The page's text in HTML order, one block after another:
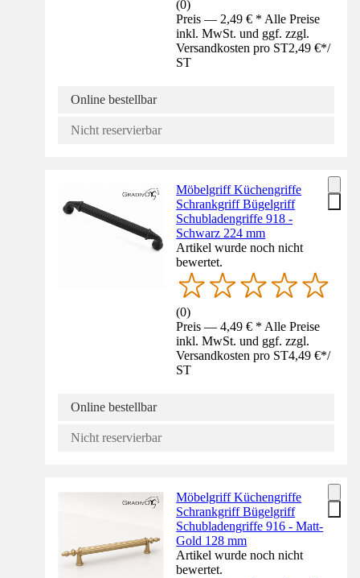
(0)
Preis — 2,49 € * Alle Preise
inkl. MwSt. und ggf. zzgl.
Versandkosten pro ST2,49 €*/
ST
Online bestellbar
Nicht reservierbar
Möbelgriff Küchengriffe
Schrankgriff Bügelgriff
Schubladengriffe 918 -
Schwarz 224 mm
Artikel wurde noch nicht
bewertet.
(0)
Preis — 4,49 € * Alle Preise
inkl. MwSt. und ggf. zzgl.
Versandkosten pro ST4,49 €*/
ST
Online bestellbar
Nicht reservierbar
Möbelgriff Küchengriffe
Schrankgriff Bügelgriff
Schubladengriffe 916 - Matt-
Gold 128 mm
Artikel wurde noch nicht
bewertet.